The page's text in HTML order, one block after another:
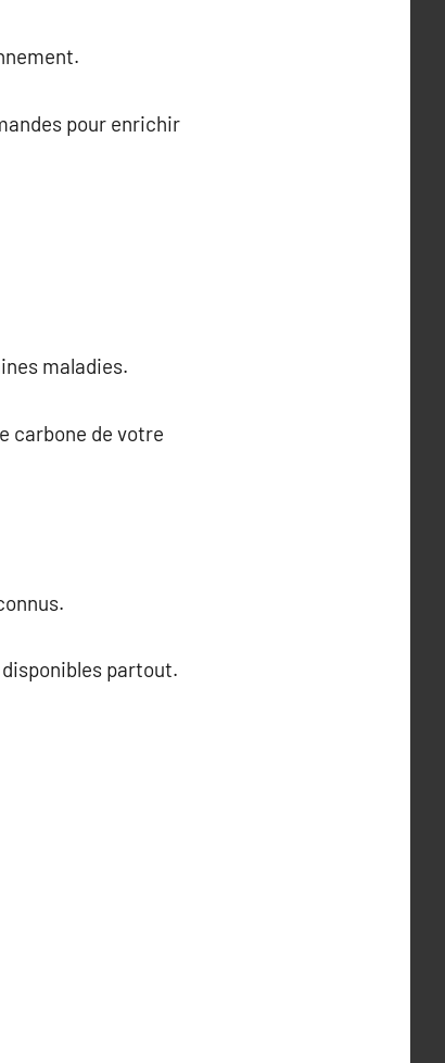
pour enrichir
maladies.
carbone de votre
partout.